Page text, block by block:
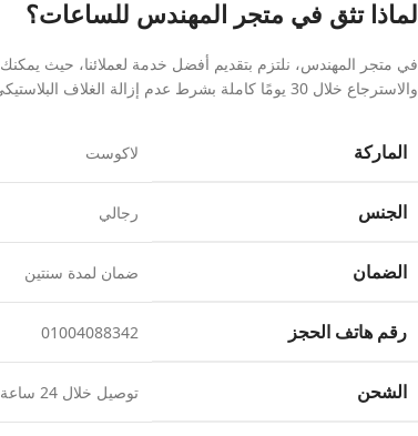
لماذا تثق في متجر المهندس للساعات؟
في متجر المهندس، نلتزم بتقديم أفضل خدمة لعملائنا، حيث يمكنك
والاسترجاع خلال 30 يومًا كاملة بشرط عدم إزالة الغلاف البلاستيكي الواقي (الاسترتش) عن المنتج.
الماركة لاكوست
الجنس رجالي
الضمان ضمان لمدة سنتين
رقم هاتف الحجز 01004088342
الشحن توصيل خلال 24 ساعة داخل القاهرة والجيزة والإسكندرية وشحن لجميع محافظات مصر